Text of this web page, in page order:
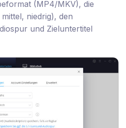
(MP4/MKV), die
niedrig), den
und Zieluntertitel